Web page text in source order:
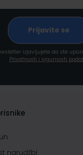
izjavljujete da ste
Privatnosti i sigurnosti
narudžbi